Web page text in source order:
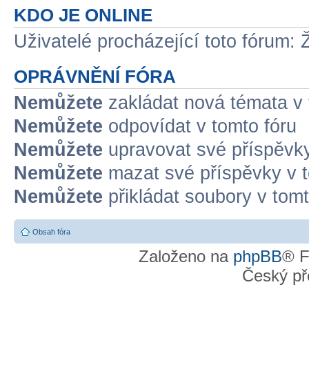
KDO JE ONLINE
Uživatelé procházející toto fórum:
OPRÁVNĚNÍ FÓRA
Nemůžete zakládat nová témata v
Nemůžete odpovídat v tomto fóru
Nemůžete upravovat své
Nemůžete mazat své příspěvky v
Nemůžete přikládat soubory v
Obsah fóra
Založeno na phpBB®
Český